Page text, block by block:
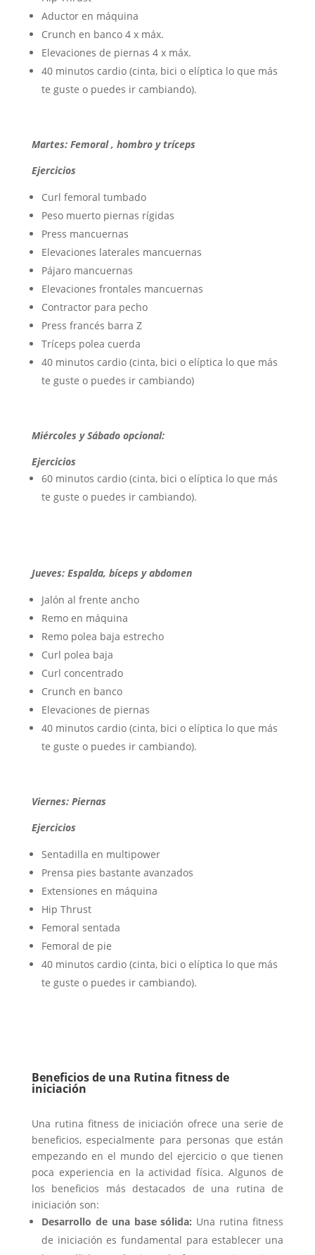
Aductor en máquina
Crunch en banco 4 x máx.
Elevaciones de piernas 4 x máx.
40 minutos cardio (cinta, bici o elíptica lo que más
te guste o puedes ir cambiando).
Martes: Femoral , hombro y tríceps
Ejercicios
Curl femoral tumbado
Peso muerto piernas rígidas
Press mancuernas
Elevaciones laterales mancuernas
Pájaro mancuernas
Elevaciones frontales mancuernas
Contractor para pecho
Press francés barra Z
Tríceps polea cuerda
40 minutos cardio (cinta, bici o elíptica lo que más
te guste o puedes ir cambiando)
Miércoles y Sábado opcional:
Ejercicios
60 minutos cardio (cinta, bici o elíptica lo que más
te guste o puedes ir cambiando).
Jueves: Espalda, bíceps y abdomen
Jalón al frente ancho
Remo en máquina
Remo polea baja estrecho
Curl polea baja
Curl concentrado
Crunch en banco
Elevaciones de piernas
40 minutos cardio (cinta, bici o elíptica lo que más
te guste o puedes ir cambiando).
Viernes: Piernas
Ejercicios
Sentadilla en multipower
Prensa pies bastante avanzados
Extensiones en máquina
Hip Thrust
Femoral sentada
Femoral de pie
40 minutos cardio (cinta, bici o elíptica lo que más
te guste o puedes ir cambiando).
Beneficios de una Rutina fitness de
iniciación
Una rutina fitness de iniciación ofrece una serie de
beneficios, especialmente para personas que están
empezando en el mundo del ejercicio o que tienen
poca experiencia en la actividad física. Algunos de
los beneficios más destacados de una rutina de
iniciación son:
Desarrollo de una base sólida: Una rutina fitness
de iniciación es fundamental para establecer una